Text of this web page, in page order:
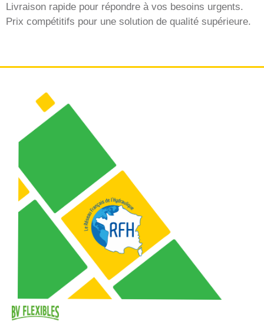
Livraison rapide pour répondre à vos besoins urgents.
Prix compétitifs pour une solution de qualité supérieure.